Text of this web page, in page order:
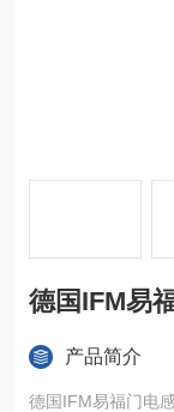
德国IFM易
产品简介
德国IFM易福门电